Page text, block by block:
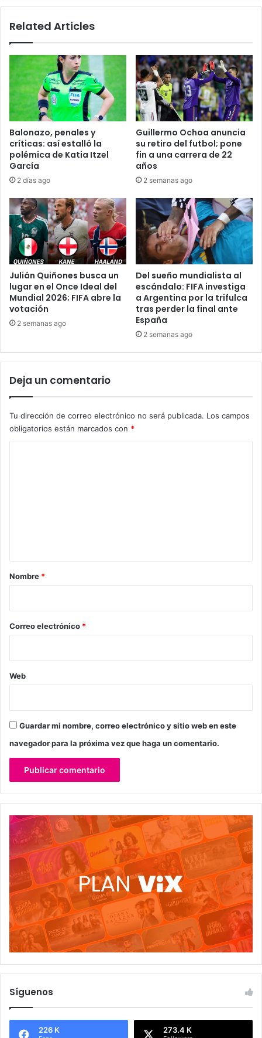
Related Articles
Balonazo, penales y
críticas: así estalló la
polémica de Katia Itzel
García
2 días ago
Guillermo Ochoa anuncia
su retiro del futbol; pone
fin a una carrera de 22
años
2 semanas ago
Julián Quiñones busca un
lugar en el Once Ideal del
Mundial 2026; FIFA abre la
votación
2 semanas ago
Del sueño mundialista al
escándalo: FIFA investiga
a Argentina por la trifulca
tras perder la final ante
España
2 semanas ago
Deja un comentario
Tu dirección de correo electrónico no será publicada. Los campos
obligatorios están marcados con *
r
*
Nombre *
Correo electrónico *
Web
Guardar mi nombre, correo electrónico y sitio web en este
navegador para la próxima vez que haga un comentario.